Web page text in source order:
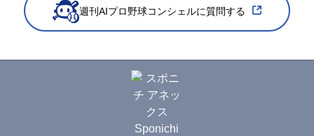
週刊AIプロ野球コンシェルに質問する